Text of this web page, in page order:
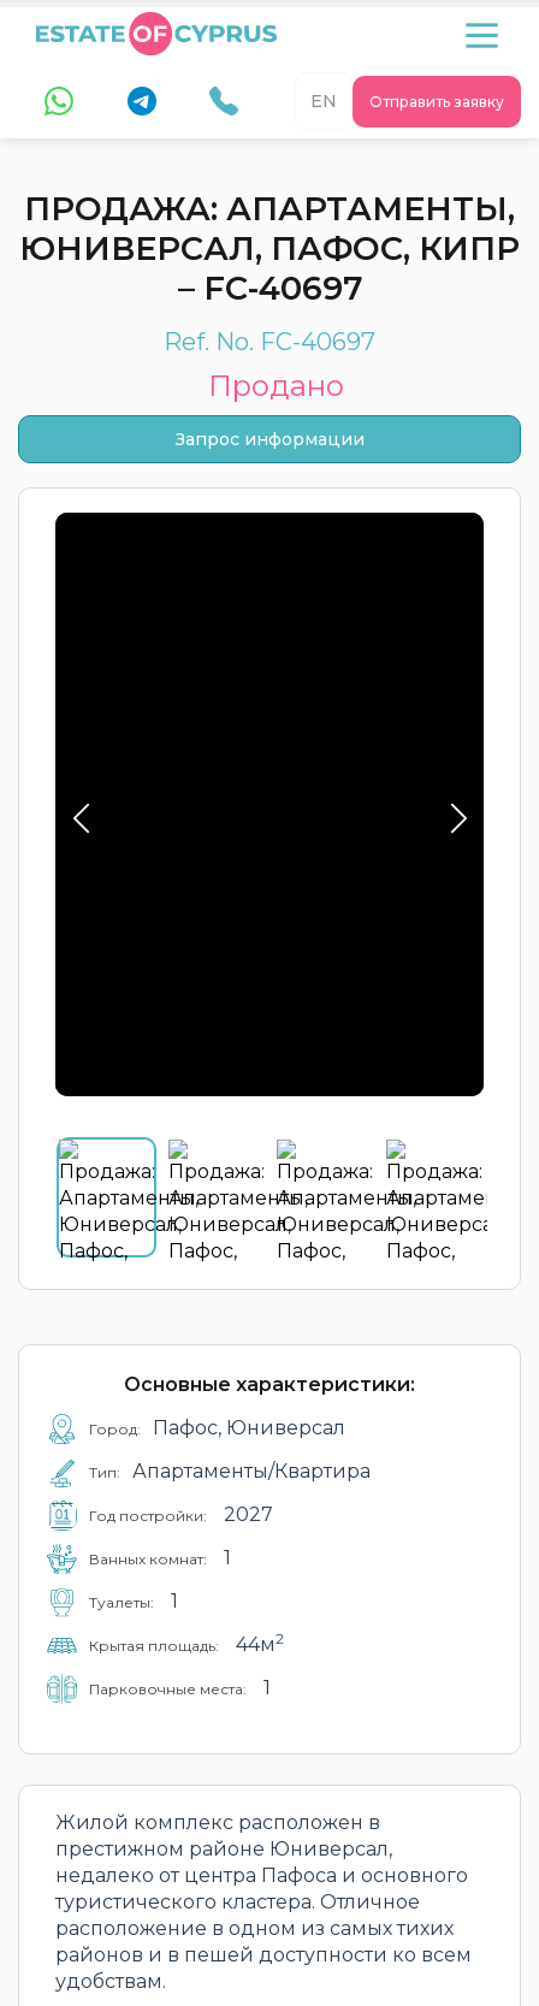
Отправить заявку
EN
ПРОДАЖА: АПАРТАМЕНТЫ,
ЮНИВЕРСАЛ, ПАФОС, КИПР
– FC-40697
Ref. No. FC-40697
Продано
Запрос информации
Основные характеристики:
Город: Пафос, Юниверсал
Тип: Апартаменты/Квартира
Год постройки: 2027
Ванных комнат: 1
Туалеты: 1
Крытая площадь: 44м2
Парковочные места: 1
Жилой комплекс расположен в
престижном районе Юниверсал,
недалеко от центра Пафоса и основного
туристического кластера. Отличное
расположение в одном из самых тихих
районов и в пешей доступности ко всем
удобствам.